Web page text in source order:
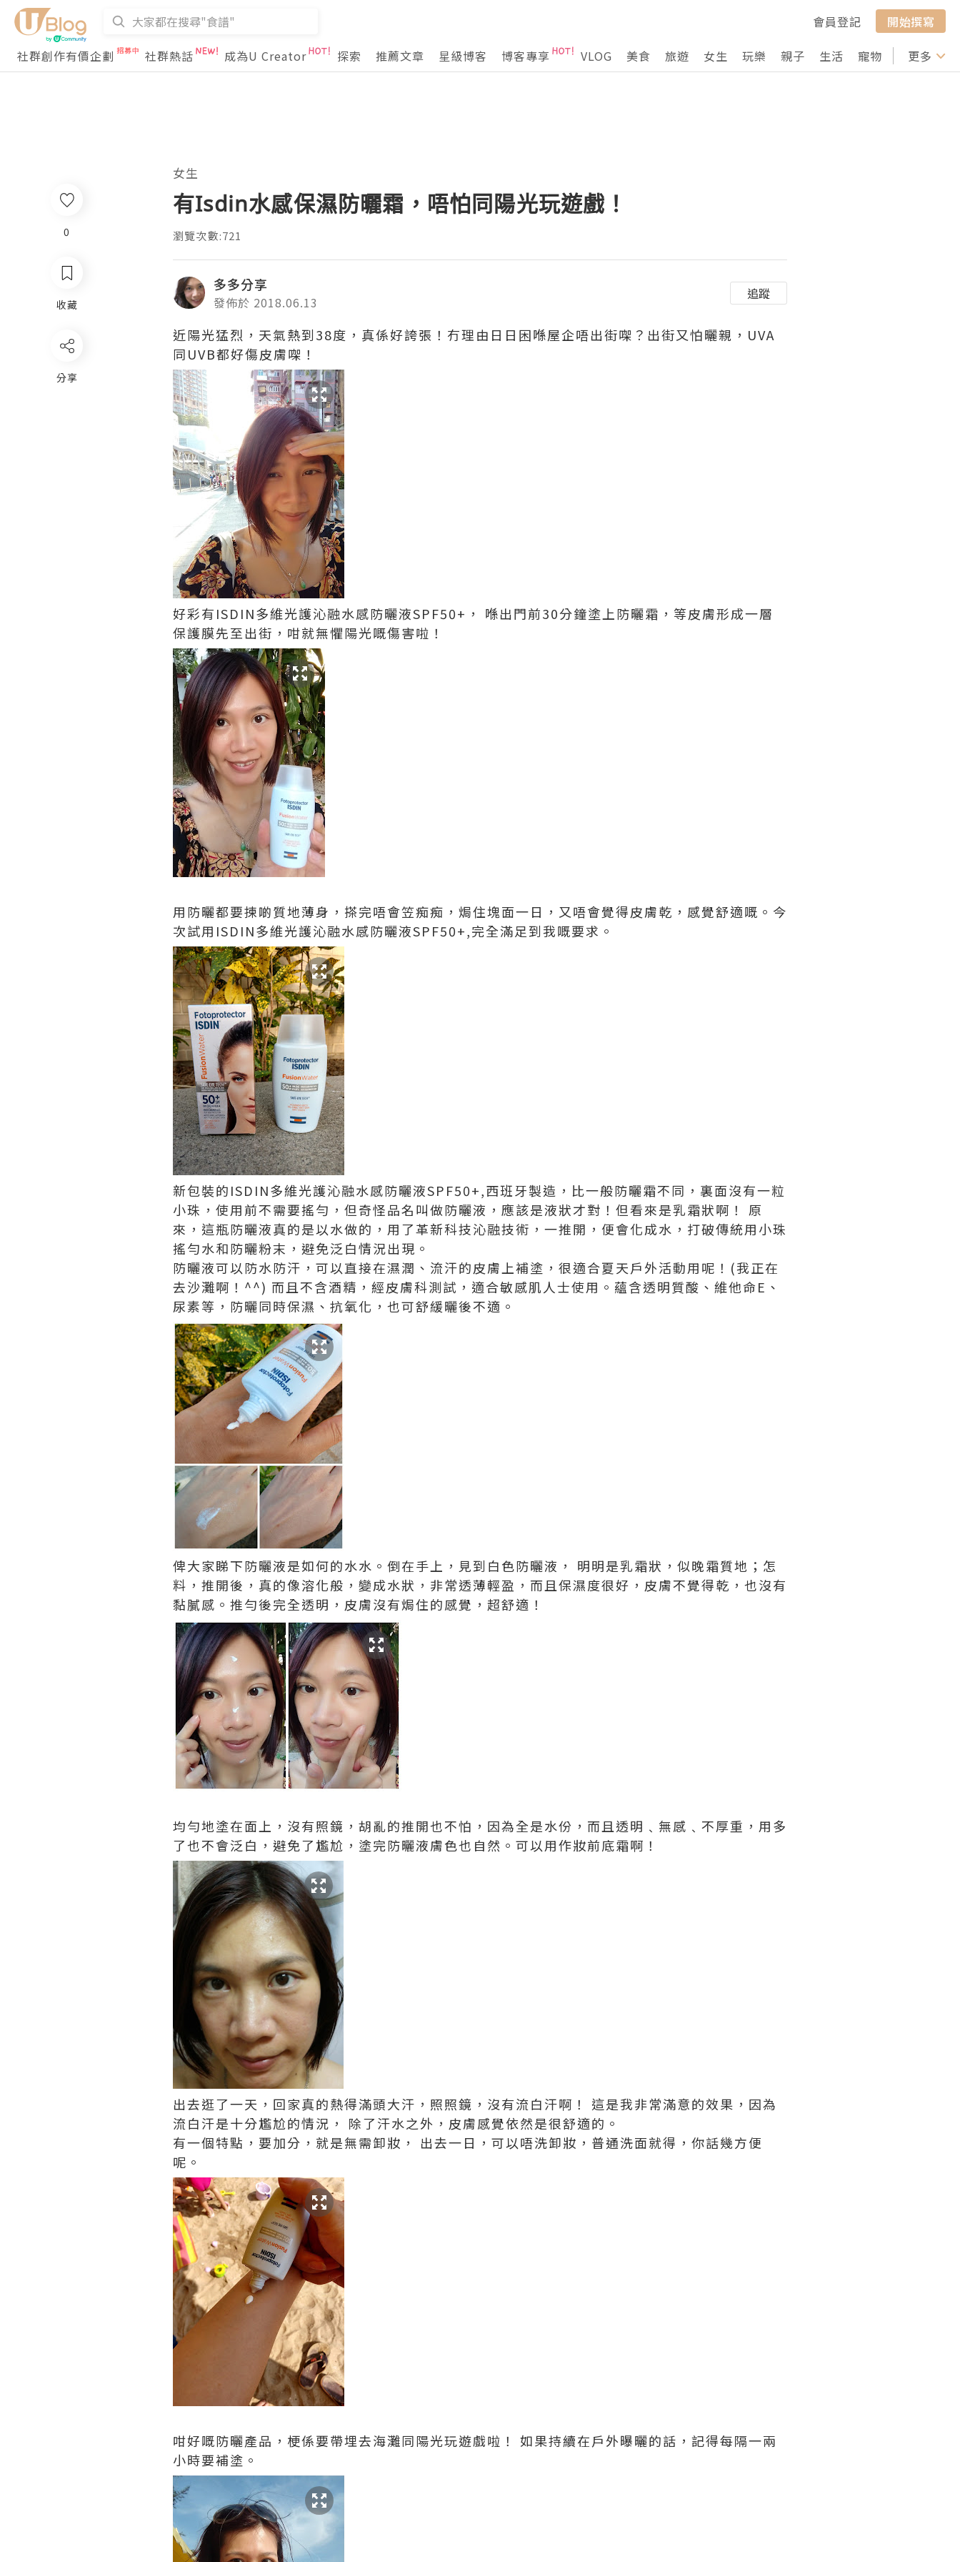
會員登記
開始撰寫
社群創作有價企劃
社群熱話 成為U Creator 探索 推薦文章 星級博客 博客專享 VLOG 美食 旅遊 女生 玩樂 親子 生活 寵物 行山 打卡
更多
0
收藏
分享
女生
有Isdin水感保濕防曬霜，唔怕同陽光玩遊戲！
瀏覽次數:721
多多分享
發佈於 2018.06.13
追蹤
近陽光猛烈，天氣熱到38度，真係好誇張！冇理由日日困喺屋企唔出街㗎？出街又怕曬親，UVA
同UVB都好傷皮膚㗎！
好彩有ISDIN多維光護沁融水感防曬液SPF50+， 喺出門前30分鐘塗上防曬霜，等皮膚形成一層
保護膜先至出街，咁就無懼陽光嘅傷害啦！
用防曬都要揀啲質地薄身，搽完唔會笠痴痴，焗住塊面一日，又唔會覺得皮膚乾，感覺舒適嘅。今
次試用ISDIN多維光護沁融水感防曬液SPF50+,完全滿足到我嘅要求。
新包裝的ISDIN多維光護沁融水感防曬液SPF50+,西班牙製造，比一般防曬霜不同，裏面沒有一粒
小珠，使用前不需要搖勻，但奇怪品名叫做防曬液，應該是液狀才對！但看來是乳霜狀啊！ 原
來，這瓶防曬液真的是以水做的，用了革新科技沁融技術，一推開，便會化成水，打破傳統用小珠
搖勻水和防曬粉末，避免泛白情況出現。
防曬液可以防水防汗，可以直接在濕潤、流汗的皮膚上補塗，很適合夏天戶外活動用呢！(我正在
去沙灘啊！^^) 而且不含酒精，經皮膚科測試，適合敏感肌人士使用。蘊含透明質酸、維他命E、
尿素等，防曬同時保濕、抗氧化，也可舒緩曬後不適。
俾大家睇下防曬液是如何的水水。倒在手上，見到白色防曬液， 明明是乳霜狀，似晚霜質地；怎
料，推開後，真的像溶化般，變成水狀，非常透薄輕盈，而且保濕度很好，皮膚不覺得乾，也沒有
黏膩感。推勻後完全透明，皮膚沒有焗住的感覺，超舒適！
均勻地塗在面上，沒有照鏡，胡亂的推開也不怕，因為全是水份，而且透明﹑無感﹑不厚重，用多
了也不會泛白，避免了尷尬，塗完防曬液膚色也自然。可以用作妝前底霜啊！
出去逛了一天，回家真的熱得滿頭大汗，照照鏡，沒有流白汗啊！ 這是我非常滿意的效果，因為
流白汗是十分尷尬的情況， 除了汗水之外，皮膚感覺依然是很舒適的。
有一個特點，要加分，就是無需卸妝， 出去一日，可以唔洗卸妝，普通洗面就得，你話幾方便
呢。
咁好嘅防曬產品，梗係要帶埋去海灘同陽光玩遊戲啦！ 如果持續在戶外曝曬的話，記得每隔一兩
小時要補塗。